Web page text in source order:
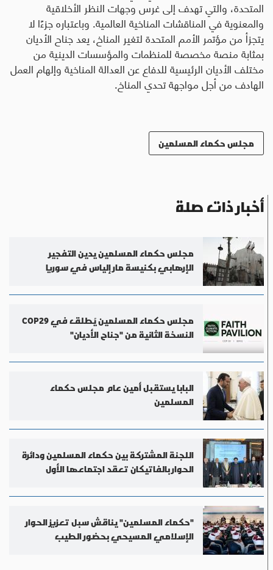
المتحدة، والتي تهدف إلى غرس وجهات النظر الأخلاقية
والمعنوية في المناقشات المناخية العالمية. وباعتباره جزءًا لا
يتجزأ من مؤتمر الأمم المتحدة لتغير المناخ، يعد جناح الأديان
بمثابة منصة مخصصة للمنظمات والمؤسسات الدينية من
مختلف الأديان الرئيسية للدفاع عن العدالة المناخية وإلهام العمل
الهادف من أجل مواجهة تحدي المناخ.
مجلس حكماء المسلمين
أخبار ذات صلة
مجلس حكماء المسلمين يدين التفجير
الإرهابي بكنيسة مار إلياس في سوريا
مجلس حكماء المسلمين يُطلق في COP29
النسخة الثانية من "جناح الأديان"
البابا يستقبل أمين عام مجلس حكماء
المسلمين
اللجنة المشتركة بين حكماء المسلمين ودائرة
الحوار بالفاتيكان تعقد اجتماعها الأول
"حكماء المسلمين" يناقش سبل تعزيز الحوار
الإسلامي المسيحي بحضور الطيب